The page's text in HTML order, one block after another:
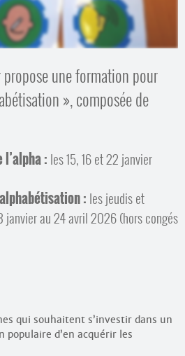
une formation pour
», composée de
: les 15, 16 et 22 janvier
: les jeudis et
janvier au 24 avril 2026 (hors congés
qui souhaitent s’investir dans un
populaire d’en acquérir les